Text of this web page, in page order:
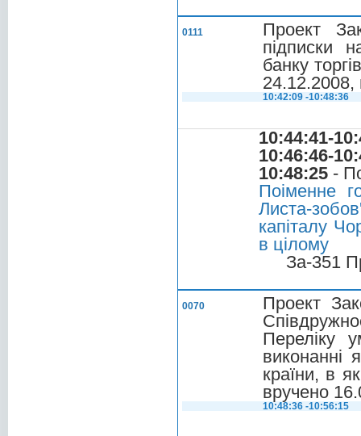
0111
Проект
підписки
банку
24.12.2008,
10:42:09 -10:48:36
10:44:41-
10:46:46-
10:48:25 -
Поіменне
Листа-
капіталу
в цілому
За-351
0070
Проект
Переліку
виконанні
країни, в
вручено
10:48:36 -10:56:15